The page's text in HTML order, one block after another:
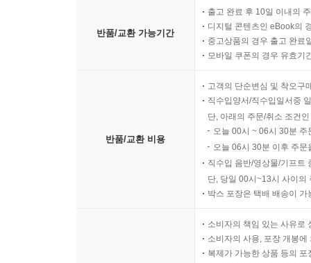
반품/교환 가능기간
출고 완료 후 10일 이내의
디지털 콘텐츠인 eBook의
중고상품의 경우 출고 완료
모바일 쿠폰의 경우 유효기
반품/교환 비용
고객의 단순변심 및 착오구
직수입양서/직수입일서중
단, 아래의 주문/취소 조건
오늘 00시 ~ 06시 30분
오늘 06시 30분 이후 주
직수입 음반/영상물/기프트
단, 당일 00시~13시 사이의
박스 포장은 택배 배송이
소비자의 책임 있는 사유로
소비자의 사용, 포장 개봉
복제가 가능한 상품 등의